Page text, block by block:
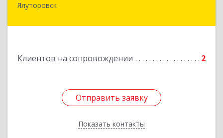
Ялуторовск
Клиентов на сопровождении 2
Отправить заявку
Показать контакты
Отправить заявку
Назад